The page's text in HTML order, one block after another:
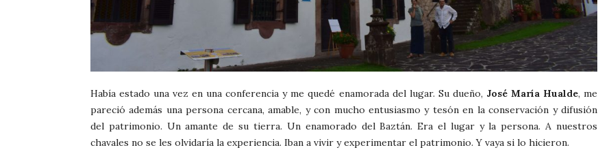
Había estado una vez en una conferencia y me quedé enamorada del lugar. Su dueño, José María Hualde, me
pareció además una persona cercana, amable, y con mucho entusiasmo y tesón en la conservación y difusión
del patrimonio. Un amante de su tierra. Un enamorado del Baztán. Era el lugar y la persona. A nuestros
chavales no se les olvidaría la experiencia. Iban a vivir y experimentar el patrimonio. Y vaya si lo hicieron.